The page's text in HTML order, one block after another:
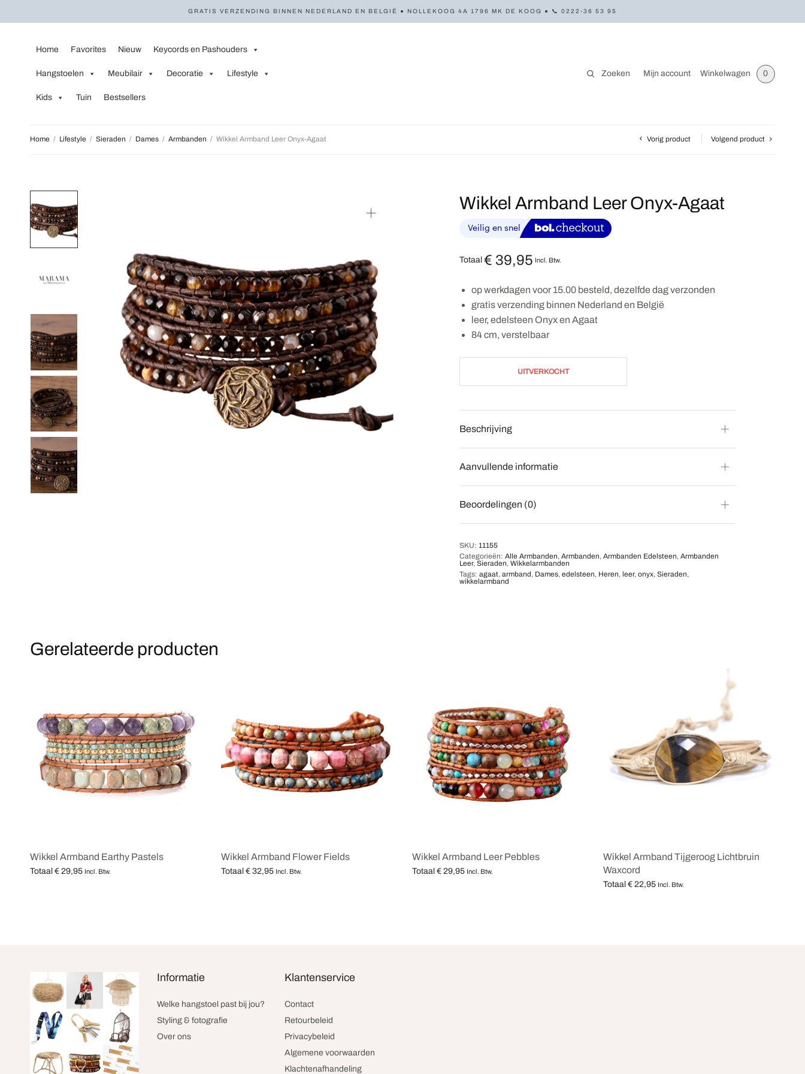
GRATIS VERZENDING BINNEN NEDERLAND EN BELGIË ● NOLLEKOOG 4A 1796 MK DE KOOG ● 📞 0222-36 53 95
Home Favorites Nieuw Keycords en Pashouders
Hangstoelen Meubilair Decoratie Lifestyle
Kids Tuin Bestsellers
Zoeken Mijn account Winkelwagen 0
Home / Lifestyle / Sieraden / Dames / Armbanden / Wikkel Armband Leer Onyx-Agaat Vorig product Volgend product
Wikkel Armband Leer Onyx-Agaat
Totaal € 39,95 Incl. Btw.
op werkdagen voor 15.00 besteld, dezelfde dag verzonden
gratis verzending binnen Nederland en België
leer, edelsteen Onyx en Agaat
84 cm, verstelbaar
UITVERKOCHT
Beschrijving
Aanvullende informatie
Beoordelingen (0)
SKU: 11155
Categorieën: Alle Armbanden, Armbanden, Armbanden Edelsteen, Armbanden
Leer, Sieraden, Wikkelarmbanden
Tags: agaat, armband, Dames, edelsteen, Heren, leer, onyx, Sieraden,
wikkelarmband
Gerelateerde producten
Wikkel Armband Earthy Pastels
Totaal € 29,95 Incl. Btw.
Wikkel Armband Flower Fields
Totaal € 32,95 Incl. Btw.
Wikkel Armband Leer Pebbles
Totaal € 29,95 Incl. Btw.
Wikkel Armband Tijgeroog Lichtbruin
Waxcord
Totaal € 22,95 Incl. Btw.
Informatie
Welke hangstoel past bij jou?
Styling & fotografie
Over ons
Klantenservice
Contact
Retourbeleid
Privacybeleid
Algemene voorwaarden
Klachtenafhandeling